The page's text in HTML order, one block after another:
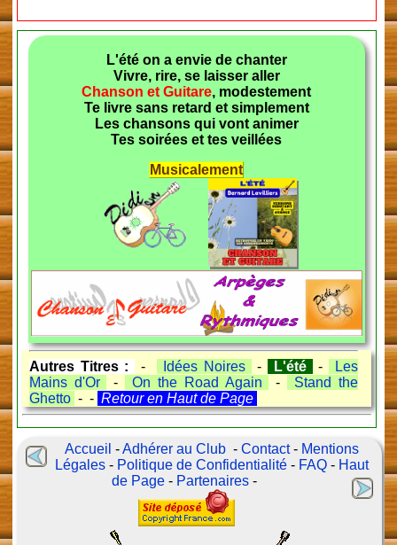
L'été on a envie de chanter
Vivre, rire, se laisser aller
Chanson et Guitare, modestement
Te livre sans retard et simplement
Les chansons qui vont animer
Tes soirées et tes veillées
Musicalement
Autres Titres : - Idées Noires - L'été -
Les
Mains d'Or
- On the Road Again -
Stand the
Ghetto - - Retour en Haut de Page
Accueil -Adhérer au Club -Contact- Mentions
Légales - Politique de Confidentialité - FAQ - Haut
de Page - Partenaires -